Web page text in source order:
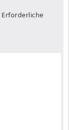
Erforderliche